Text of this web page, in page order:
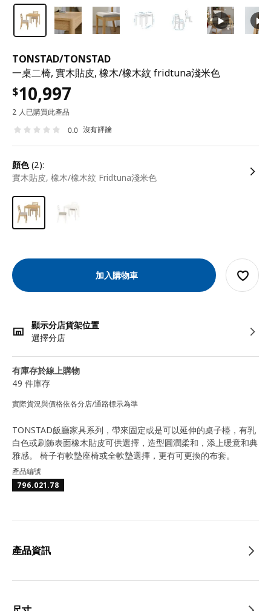
TONSTAD/TONSTAD
一桌二椅, 實木貼皮, 橡木/橡木紋 fridtuna淺米色
$10,997
2 人已購買此產品
0.0 沒有評論
顏色(2):
實木貼皮, 橡木/橡木紋 Fridtuna淺米色
加入購物車
顯示分店貨架位置
選擇分店
有庫存於線上購物
49 件庫存
實際貨況與價格依各分店/通路標示為準
TONSTAD飯廳家具系列，帶來固定或是可以延伸的桌子檯，有乳
白色或刷飾表面橡木貼皮可供選擇，造型圓潤柔和，添上暖意和典
雅感。 椅子有軟墊座椅或全軟墊選擇，更有可更換的布套。
產品編號
796.021.78
產品資訊